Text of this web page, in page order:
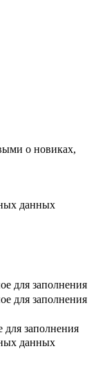
о новиках,
данных
для заполнения
для заполнения
для заполнения
данных